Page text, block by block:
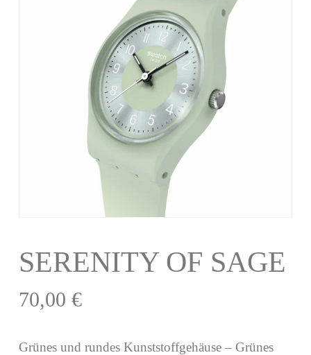
SERENITY OF SAGE
70,00 €
Grünes und rundes Kunststoffgehäuse – Grünes